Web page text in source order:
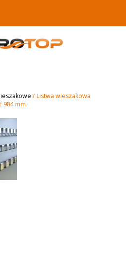
/ Listwa wieszakowa
984 mm